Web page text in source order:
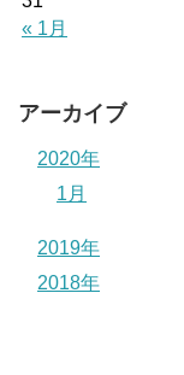
« 1月
アーカイブ
2020年
1月
2019年
2018年